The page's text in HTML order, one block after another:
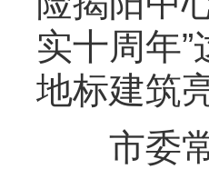
实十周年
地标建筑
市委常